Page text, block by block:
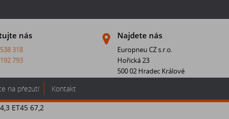
nás
318
793
Najdete nás
Europneu CZ s.r.o.
Hořická 23
500 02 Hradec Králové
na přezutí
Kontakt
ET45 67,2